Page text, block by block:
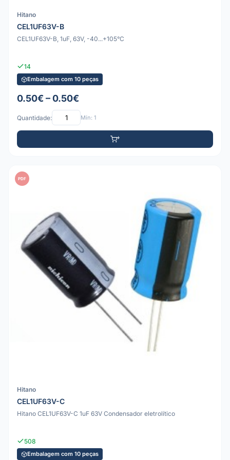
Hitano
CEL1UF63V-B
CEL1UF63V-B, 1uF, 63V, -40...+105°C
14
Embalagem com 10 peças
0.50€ – 0.50€
Quantidade: Mín: 1
PDF
Hitano
CEL1UF63V-C
Hitano CEL1UF63V-C 1uF 63V Condensador eletrolítico
508
Embalagem com 10 peças